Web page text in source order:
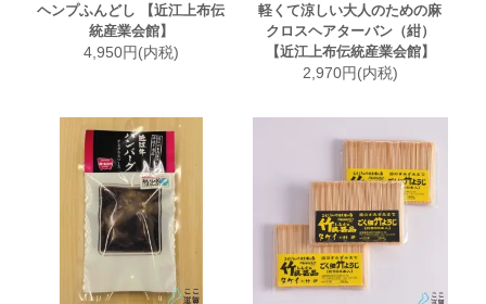
ヘンプふんどし 【近江上布伝
統産業会館】
4,950円(内税)
軽くて涼しい大人のための麻
クロスヘアターバン（紺）
【近江上布伝統産業会館】
2,970円(内税)